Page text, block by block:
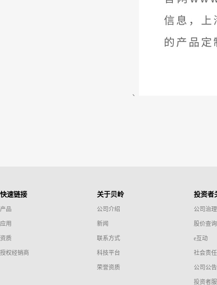
、
快速链接
产品
应用
资质
授权经销商
关于贝岭
公司介绍
新闻
联系方式
科技平台
荣誉资质
投资者
公司治理
股价查询
e互动
社会责
公司公告
投资者